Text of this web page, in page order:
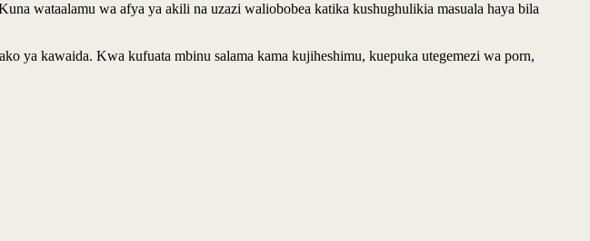
wataalamu wa afya ya akili na uzazi waliobobea katika kushughulikia masuala haya bila
ya kawaida. Kwa kufuata mbinu salama kama kujiheshimu, kuepuka utegemezi wa porn,